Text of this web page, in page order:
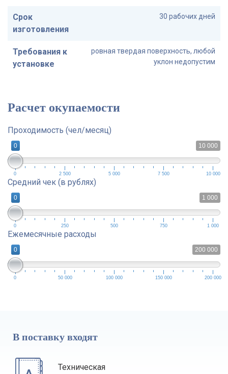
Срок
изготовления
30 рабочих дней
Требования к
установке
ровная твердая поверхность, любой
уклон недопустим
Расчет окупаемости
Проходимость (чел/месяц)
10 000
0
0 2 500 5 000 7 500 10 000
Средний чек (в рублях)
1 000
0
0 250 500 750 1 000
Ежемесячные расходы
200 000
0
0 50 000 100 000 150 000 200 000
В поставку входят
Техническая